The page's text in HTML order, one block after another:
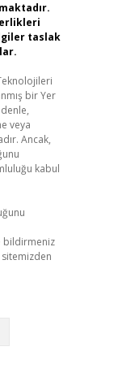
taslak
bir Yer
veya
Ancak,
kabul
bildirmeniz